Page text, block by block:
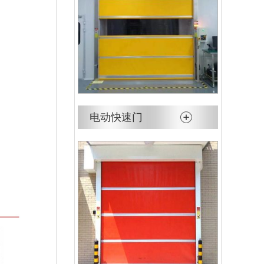
电动快速门